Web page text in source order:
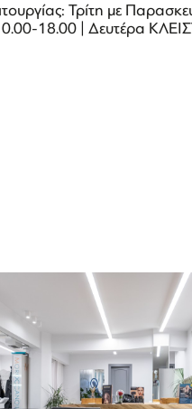
Τρίτη με
18.00 | Δευτέρα